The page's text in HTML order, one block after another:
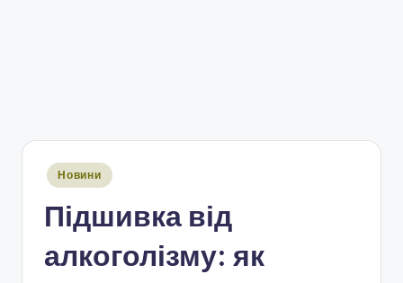
Опубліковано
Новини
Підшивка від
алкоголізму: як